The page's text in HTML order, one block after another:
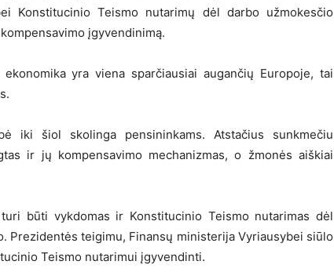
Konstitucinio Teismo nutarimų dėl darbo užmokesčio
įgyvendinimą.
yra viena sparčiausiai augančių Europoje, tai
iki šiol skolinga pensininkams. Atstačius sunkmečiu
ir jų kompensavimo mechanizmas, o žmonės aiškiai
būti vykdomas ir Konstitucinio Teismo nutarimas dėl
Prezidentės teigimu, Finansų ministerija Vyriausybei siūlo
Teismo nutarimui įgyvendinti.